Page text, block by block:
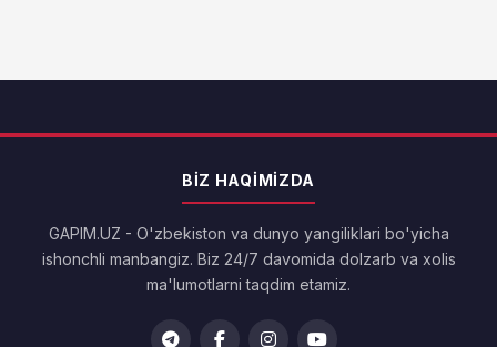
BIZ HAQIMIZDA
GAPIM.UZ - O'zbekiston va dunyo yangiliklari bo'yicha
ishonchli manbangiz. Biz 24/7 davomida dolzarb va xolis
ma'lumotlarni taqdim etamiz.